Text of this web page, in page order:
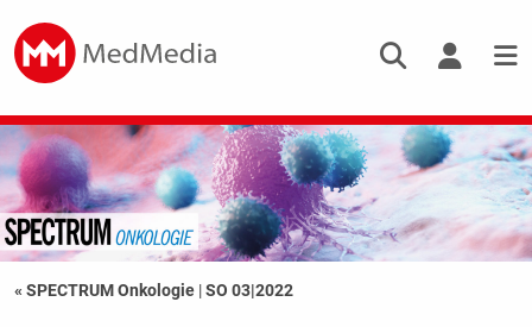
« SPECTRUM Onkologie |SO 03|2022